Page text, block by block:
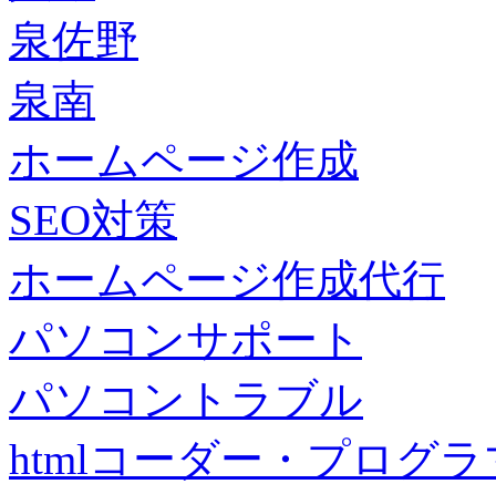
泉佐野
泉南
ホームページ作成
SEO対策
ホームページ作成代行
パソコンサポート
パソコントラブル
htmlコーダー・プログラ